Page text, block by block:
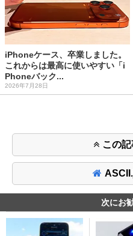
iPhoneケース、卒業しました。
これからは最高に使いやすい「i
Phoneバック...
2026年7月28日
この
次にお